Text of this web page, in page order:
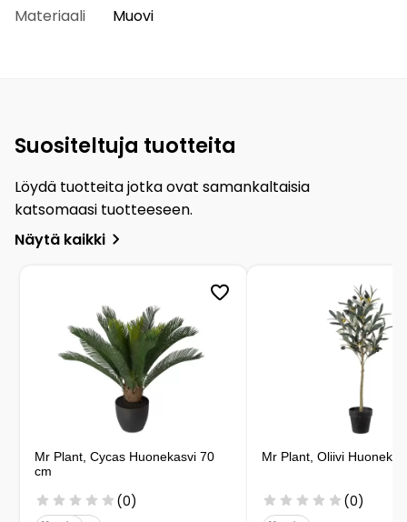
Materiaali
Muovi
Suositeltuja tuotteita
Löydä tuotteita jotka ovat samankaltaisia
katsomaasi tuotteeseen.
Näytä kaikki
Mr Plant, Cycas Huonekasvi 70
cm
(0)
Mr Plant, Oliivi
(0)